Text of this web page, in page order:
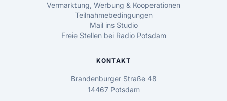
Vermarktung, Werbung & Kooperationen
Teilnahmebedingungen
Mail ins Studio
Freie Stellen bei Radio Potsdam
KONTAKT
Brandenburger Straße 48
14467 Potsdam